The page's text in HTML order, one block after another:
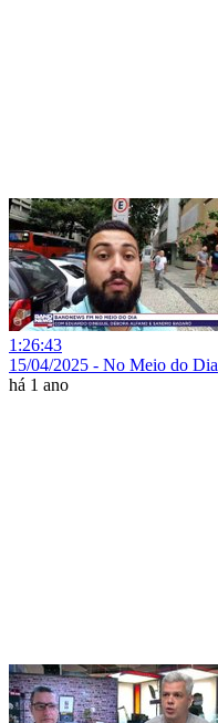
1:26:43
15/04/2025 - No Meio do Dia
há 1 ano